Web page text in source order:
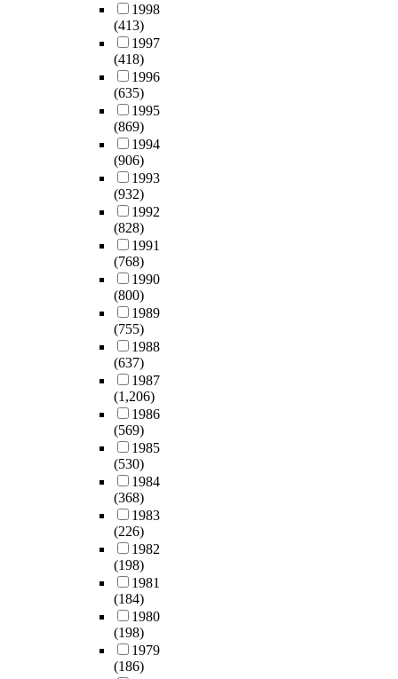
1998
(413)
1997
(418)
1996
(635)
1995
(869)
1994
(906)
1993
(932)
1992
(828)
1991
(768)
1990
(800)
1989
(755)
1988
(637)
1987
(1,206)
1986
(569)
1985
(530)
1984
(368)
1983
(226)
1982
(198)
1981
(184)
1980
(198)
1979
(186)